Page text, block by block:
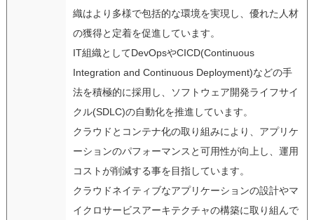
織はより多様で包括的な環境を実現し、優れた人材
の獲得と定着を促進しています。
IT組織としてDevOpsやCICD(Continuous
Integration and Continuous Deployment)などの手
法を積極的に採用し、ソフトウェア開発ライフサイ
クル(SDLC)の自動化を推進しています。
クラウドとコンテナ化の取り組みにより、アプリケ
ーションのパフォーマンスと可用性が向上し、運用
コストが削減する事を目指しています。
クラウドネイティブなアプリケーションの設計やマ
イクロサービスアーキテクチャの構築に取り組んで